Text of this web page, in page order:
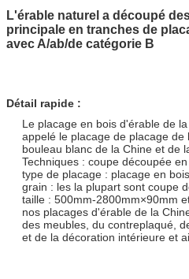
L'érable naturel a découpé
principale en tranches de
avec A/ab/de catégorie B
Détail rapide :
Le placage en bois d'érable de
appelé le placage de placage de
bouleau blanc de la Chine et de
Techniques : coupe découpée
type de placage : placage en
grain : les la plupart sont coupe
taille : 500mm-2800mm×90mm
nos placages d'érable de la
des meubles, du contreplaqué,
et de la décoration intérieure et